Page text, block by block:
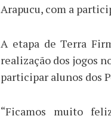
Arapucu, com a
A etapa de Terra
realização dos jogos
participar alunos dos
“Ficamos muito